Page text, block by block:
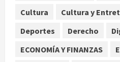
años de
agosto 8,
Cultura
Cultura y
Deportes
Derecho
ECONOMÍA Y FINANZAS